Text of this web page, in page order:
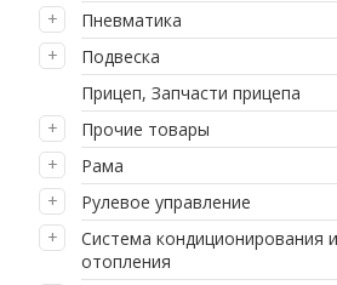
Пневматика
Подвеска
Прицеп, Запчасти прицепа
Прочие товары
Рама
Рулевое управление
Система кондиционирования и
отопления